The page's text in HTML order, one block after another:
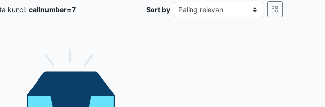
kunci: callnumber=7 Sort by